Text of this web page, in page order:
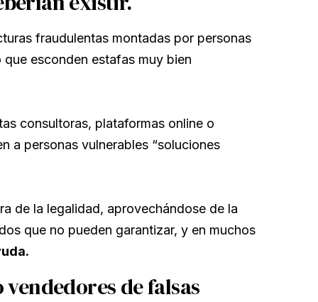
fraudulentas montadas por personas
esconden estafas muy bien
consultoras, plataformas online o
a personas vulnerables “soluciones
de la legalidad, aprovechándose de la
que no pueden garantizar, y en muchos
de falsas